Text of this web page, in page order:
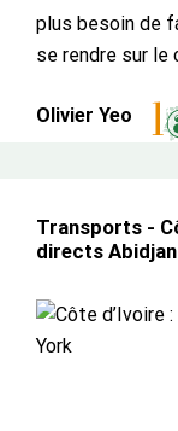
plus besoin de
se rendre sur le
Olivier Yeo
Transports -
directs